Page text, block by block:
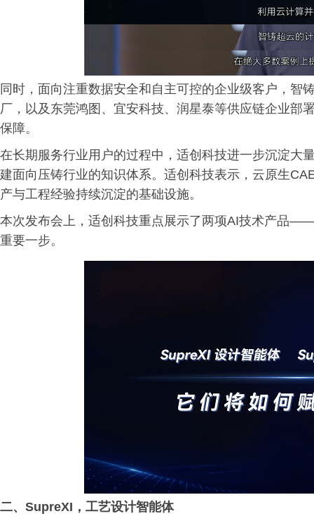
同时，面向注重数据安全和自主可控的企业级客户，智
厂，以及东莞鸿图、宜安科技、润星泰等供应链企业部
保障。
在长期服务行业用户的过程中，适创科技进一步沉淀大
建面向压铸行业的知识体系。适创科技表示，云原生
产与工程经验持续沉淀的基础设施。
本次发布会上，适创科技重点展示了两项AI技术产品
重要一步。
二、 SupreXI，工艺设计智能体